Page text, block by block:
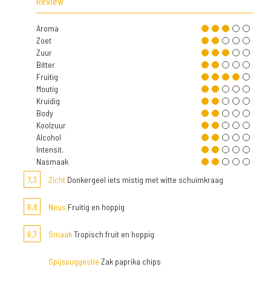
Aroma
Zoet
Zuur
Bitter
Fruitig
Moutig
Kruidig
Body
Koolzuur
Alcohol
Intensit.
Nasmaak
7,3
Zicht Donkergeel iets mistig met witte schuimkraag
6,8 Neus Fruitig en hoppig
6,7 SmaakTropisch fruit en hoppig
Spijssuggestie Zak paprika chips